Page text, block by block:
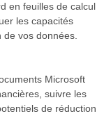
en feuilles de calcul
les capacités
de vos données.
Microsoft
suivre les
de réduction